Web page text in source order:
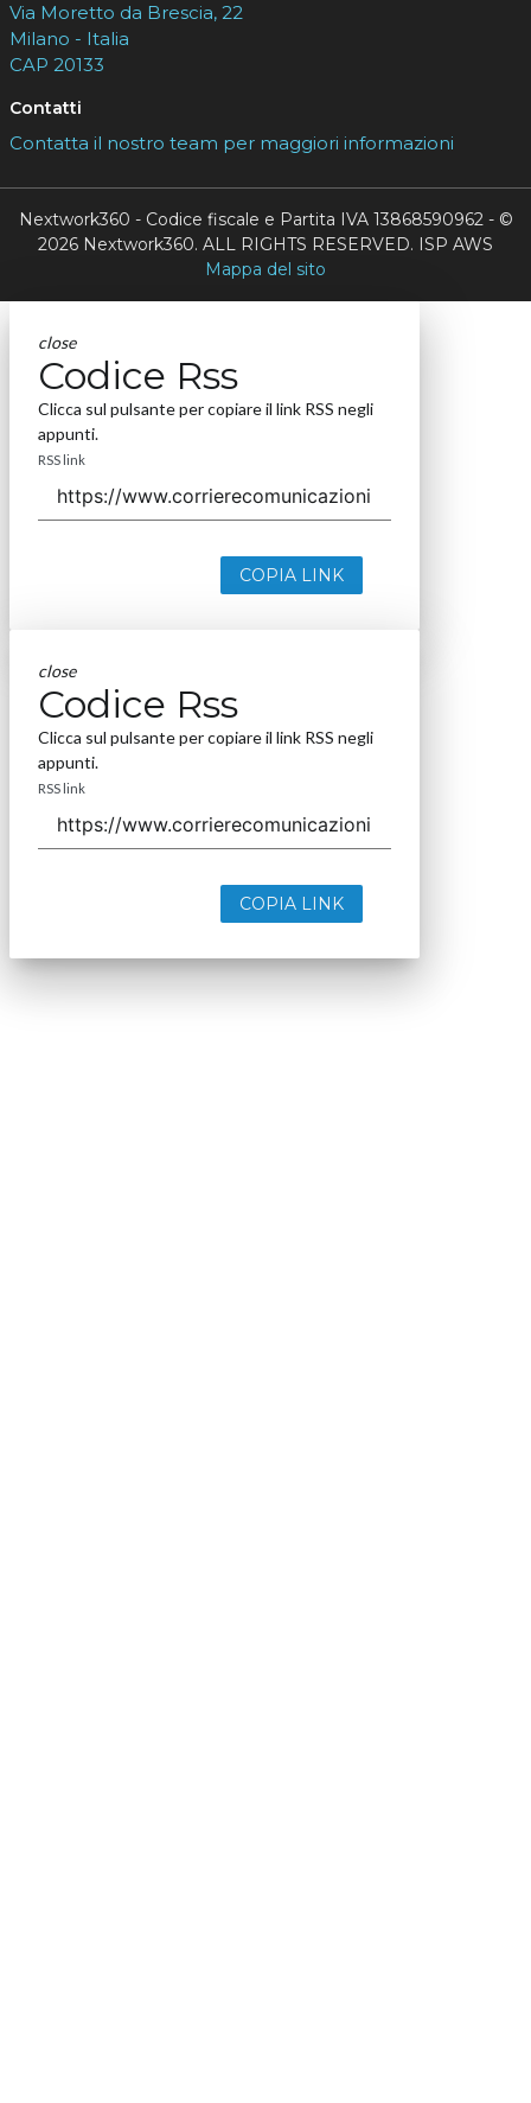
Via Moretto da Brescia, 22
Milano - Italia
CAP 20133
Contatti
Contatta il nostro team per maggiori informazioni
Nextwork360 - Codice fiscale e Partita IVA 13868590962 - ©
2026 Nextwork360. ALL RIGHTS RESERVED. ISP AWS
Mappa del sito
close
Codice Rss
Clicca sul pulsante per copiare il link RSS negli
appunti.
RSS link
COPIA LINK
close
Codice Rss
Clicca sul pulsante per copiare il link RSS negli
appunti.
RSS link
COPIA LINK